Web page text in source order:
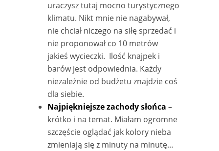
uraczysz tutaj mocno turystycznego
klimatu. Nikt mnie nie nagabywał,
nie chciał niczego na siłę sprzedać i
nie proponował co 10 metrów
jakieś wycieczki. Ilość knajpek i
barów jest odpowiednia. Każdy
niezależnie od budżetu znajdzie coś
dla siebie.
Najpiękniejsze zachody słońca –
krótko i na temat. Miałam ogromne
szczęście oglądać jak kolory nieba
zmieniają się z minuty na minutę…